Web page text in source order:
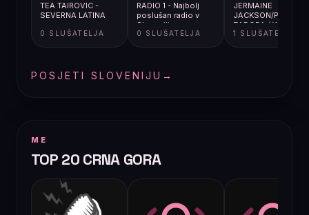
TEA TAIROVIC -
SEVERNA LATINA
0 SLUŠATELJA
RADIO 1 - Najbolj
poslušan radio v
Sloveniji
0 SLUŠATELJA
JERMAINE
JACKSON/PIA
ZADORA / WHEN
THE RAIN BEGINS
1 SLUŠATELJA
POSJETI SLOVENIJU →
ME
TOP 20 CRNA GORA